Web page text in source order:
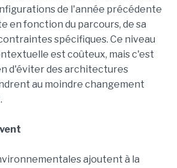
de l'année précédente
en fonction du parcours, de sa
spécifiques. Ce niveau
est coûteux, mais c'est
d'éviter des architectures
au moindre changement
ajoutent à la